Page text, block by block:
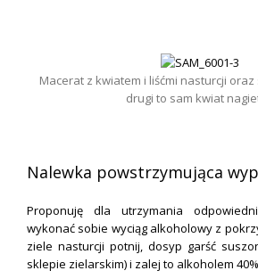
Macerat z kwiatem i liśćmi nasturcji
drugi to sam kwiat
Nalewka powstrzymująca
Proponuję dla utrzymania
wykonać sobie wyciąg alkoholowy z
ziele nasturcji potnij, dosyp garść
sklepie zielarskim) i zalej to alkoholem